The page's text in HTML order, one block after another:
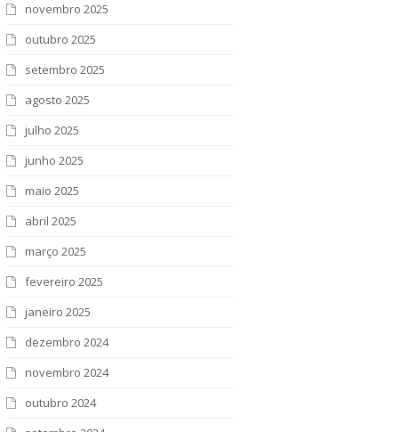
novembro 2025
outubro 2025
setembro 2025
agosto 2025
julho 2025
junho 2025
maio 2025
abril 2025
março 2025
fevereiro 2025
janeiro 2025
dezembro 2024
novembro 2024
outubro 2024